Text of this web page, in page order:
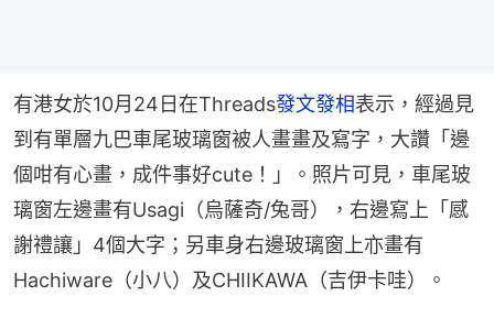
有港女於10月24日在Threads發文發相表示，經過見
到有單層九巴車尾玻璃窗被人畫畫及寫字，大讚「邊
個咁有心畫，成件事好cute！」。照片可見，車尾玻
璃窗左邊畫有Usagi（烏薩奇/兔哥），右邊寫上「感
謝禮讓」4個大字；另車身右邊玻璃窗上亦畫有
Hachiware（小八）及CHIIKAWA（吉伊卡哇）。